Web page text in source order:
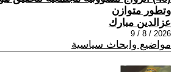
وتطور متوازن
عزالدين مبارك
2026 / 8 / 9
مواضيع وابحاث سياسية